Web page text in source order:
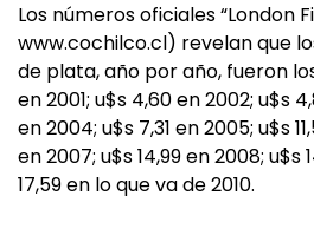
Los números oficiales “London
www.cochilco.cl) revelan que
de plata, año por año, fueron
en 2001; u$s 4,60 en 2002; u$s
en 2004; u$s 7,31 en 2005; u$s
en 2007; u$s 14,99 en 2008; u$s
17,59 en lo que va de 2010.